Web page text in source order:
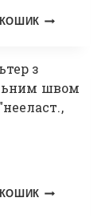
з
швом